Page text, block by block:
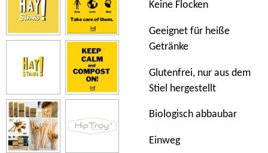
Keine Flocken
Geeignet für heiße
Getränke
Glutenfrei, nur aus dem
Stiel hergestellt
Biologisch abbaubar
Einweg